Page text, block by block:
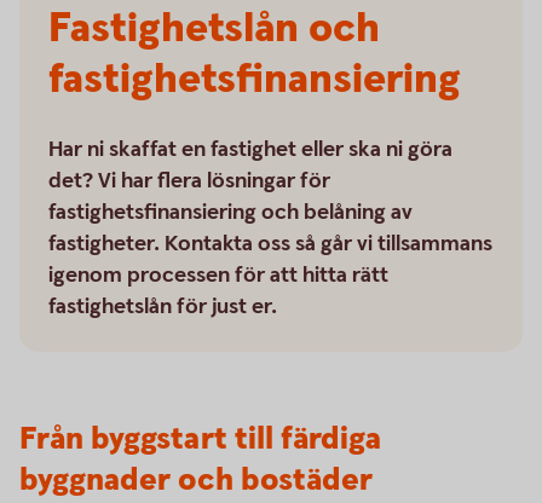
Fastighetslån och
fastighetsfinansiering
Har ni skaffat en fastighet eller ska ni göra
det? Vi har flera lösningar för
fastighetsfinansiering och belåning av
fastigheter. Kontakta oss så går vi tillsammans
igenom processen för att hitta rätt
fastighetslån för just er.
Från byggstart till färdiga
byggnader och bostäder